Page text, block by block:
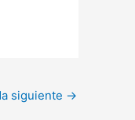
siguiente →